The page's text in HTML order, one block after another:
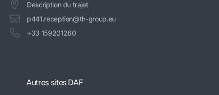
Description du trajet
p441.reception@th-group.eu
+33 159201260
Autres sites DAF